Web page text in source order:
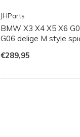
JHParts
BMW X3 X4 X5 X6
G06 delige M style
€289,95